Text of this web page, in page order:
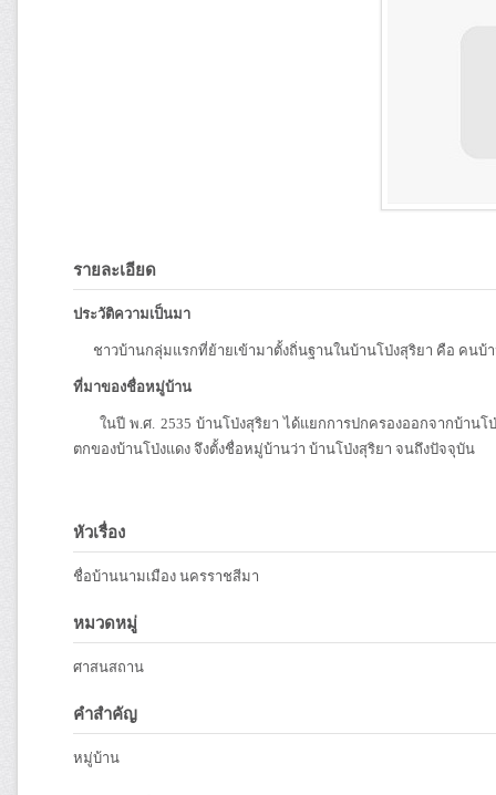
รายละเอียด
ประวัติความเป็นมา
ชาวบ้านกลุ่มแรกที่ย้ายเข้ามาตั้งถิ่นฐานในบ้านโป่งสุริยา คือ คนบ้
ที่มาของชื่อหมู่บ้าน
ในปี พ.ศ. 2535 บ้านโป่งสุริยา ได้แยกการปกครองออกจากบ้านโ
ตกของบ้านโป่งแดง จึงตั้งชื่อหมู่บ้านว่า บ้านโป่งสุริยา จนถึงปัจจุบัน
หัวเรื่อง
ชื่อบ้านนามเมือง นครราชสีมา
หมวดหมู่
ศาสนสถาน
คำสำคัญ
หมู่บ้าน